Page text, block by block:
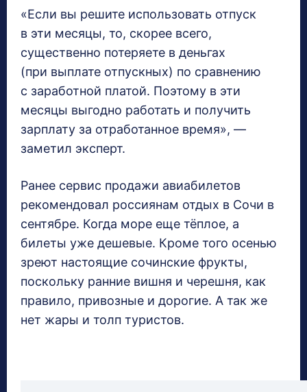
«Если вы решите использовать отпуск
в эти месяцы, то, скорее всего,
существенно потеряете в деньгах
(при выплате отпускных) по сравнению
с заработной платой. Поэтому в эти
месяцы выгодно работать и получить
зарплату за отработанное время», —
заметил эксперт.
Ранее сервис продажи авиабилетов
рекомендовал россиянам отдых в Сочи в
сентябре. Когда море еще тёплое, а
билеты уже дешевые. Кроме того осенью
зреют настоящие сочинские фрукты,
поскольку ранние вишня и черешня, как
правило, привозные и дорогие. А так же
нет жары и толп туристов.